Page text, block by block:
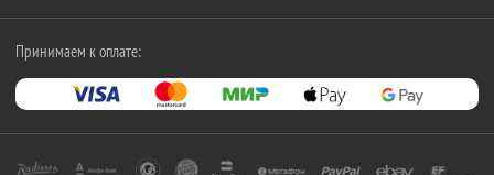
Принимаем к оплате: